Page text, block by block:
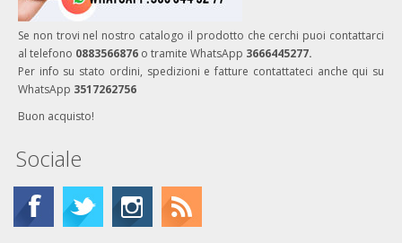
Se non trovi nel nostro catalogo il prodotto che cerchi puoi contattarci
al telefono 0883566876 o tramite WhatsApp 3666445277.
Per info su stato ordini, spedizioni e fatture contattateci anche qui su
WhatsApp 3517262756
Buon acquisto!
Sociale